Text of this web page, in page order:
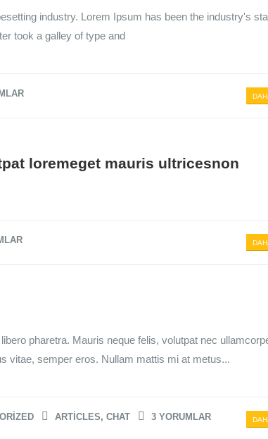
industry. Lorem Ipsum has been the industry's
took a galley of type and
loremeget mauris ultricesnon
pharetra. Mauris neque felis, volutpat nec
vitae, semper eros. Nullam mattis mi at metus...
ARTICLES, CHAT 3 YORUMLAR